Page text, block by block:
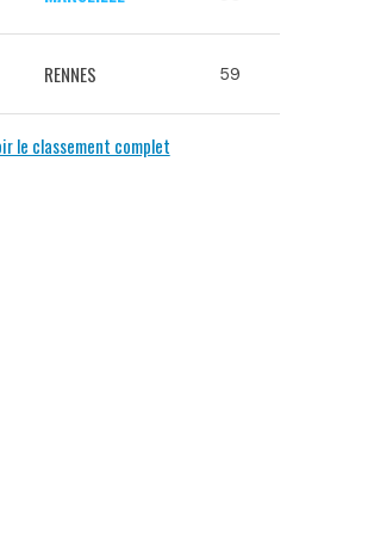
RENNES 59
le classement complet